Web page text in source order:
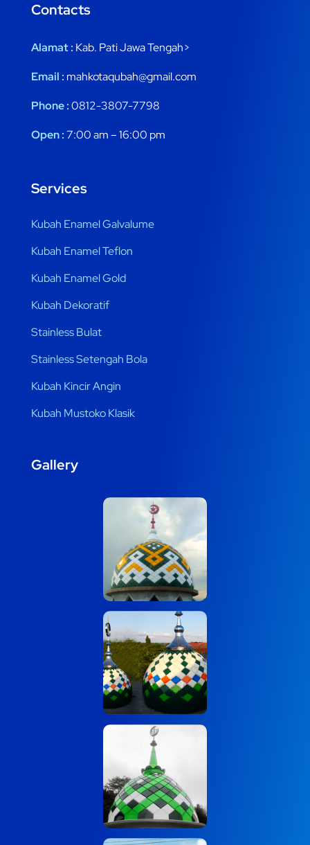
Contacts
Alamat : Kab. Pati Jawa Tengah>
Email : mahkotaqubah@gmail.com
Phone :0812-3807-7798
Open :7:00 am – 16:00 pm
Services
Kubah Enamel Galvalume
Kubah Enamel Teflon
Kubah Enamel Gold
Kubah Dekoratif
Stainless Bulat
Stainless Setengah Bola
Kubah Kincir Angin
Kubah Mustoko Klasik
Gallery